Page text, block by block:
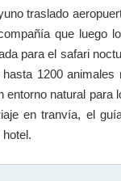
traslado
que luego
para el safari
1200
entorno natural
en tranvía, el